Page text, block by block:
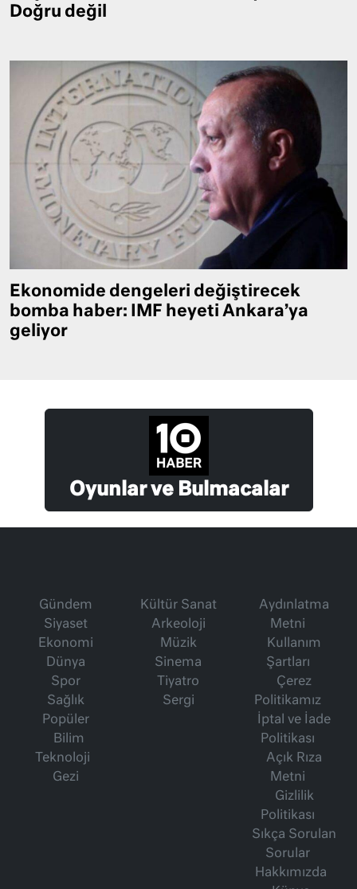
Doğru değil
Ekonomide dengeleri değiştirecek
bomba haber: IMF heyeti Ankara’ya
geliyor
Oyunlar ve Bulmacalar
Gündem
Siyaset
Ekonomi
Dünya
Spor
Sağlık
Popüler
Bilim
Teknoloji
Gezi
Kültür Sanat
Arkeoloji
Müzik
Sinema
Tiyatro
Sergi
Aydınlatma
Metni
Kullanım
Şartları
Çerez
Politikamız
İptal ve İade
Politikası
Açık Rıza
Metni
Gizlilik
Politikası
Sıkça Sorulan
Sorular
Hakkımızda